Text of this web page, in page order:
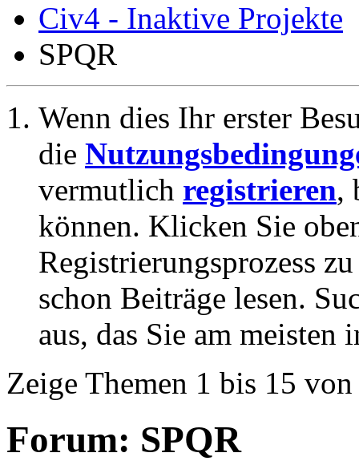
Civ4 - Inaktive Projekte
SPQR
Wenn dies Ihr erster
die
vermutlich registrieren,
können. Klicken Sie
Registrierungsprozess
schon Beiträge lesen.
aus, das Sie am meisten
Zeige Themen 1 bis 15
Forum: SPQR